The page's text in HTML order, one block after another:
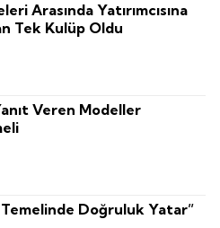
Arasında Yatırımcısına
Tek Kulüp Oldu
Veren Modeller
Doğruluk Yatar”